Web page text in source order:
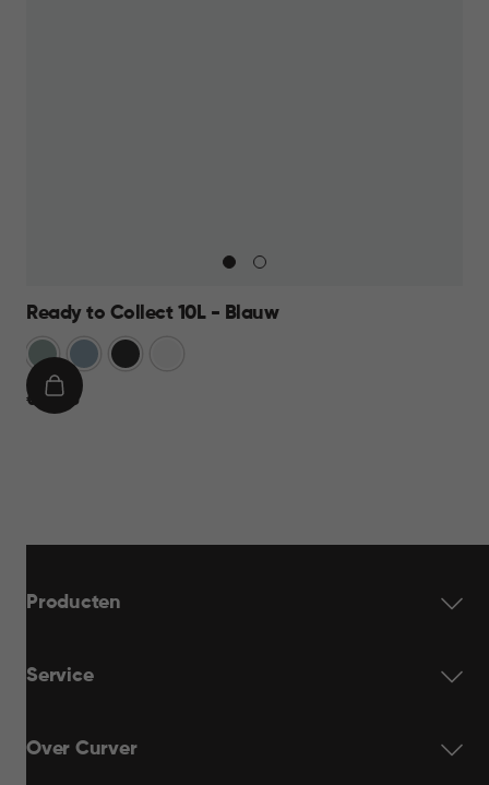
Ready to Collect 10L - Blauw
GroenBlauwDonkergrijs
€
€ 14,95
IN
Producten
Service
Over Curver